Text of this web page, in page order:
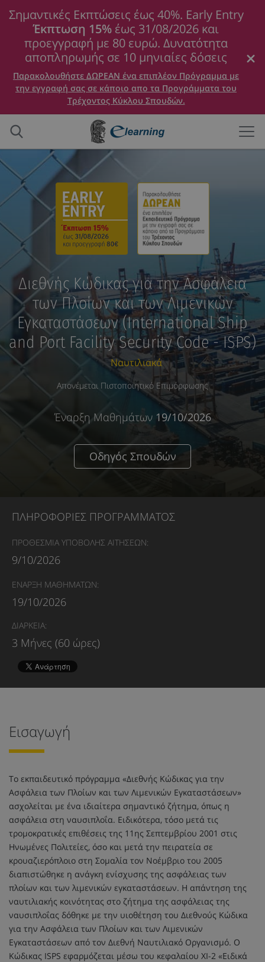
Σημαντικές Εκπτώσεις έως 40%. Early Entry
Έκπτωση 15% έως 31/08/2026 και
προεγγραφή με 80 ευρώ. Δυνατότητα
αποπληρωμής σε 10 μηνιαίες δόσεις
Παρακολουθήστε ΔΩΡΕΑΝ ένα επιπλέον Πρόγραμμα με
την εγγραφή σας σε κάποιο απο τα Προγράμματα του
Τρέχοντος Κύκλου Σπουδών.
Διεθνής Κώδικας για την Ασφάλεια
των Πλοίων και των Λιμενικών
Εγκαταστάσεων (International Ship
and Port Facility Security Code - ΙSPS)
Ναυτιλιακά
Απονέμεται Πιστοποιητικό Επιμόρφωσης
Έναρξη Μαθημάτων 19/10/2026
Οδηγός Σπουδών
ΠΛΗΡΟΦΟΡΙΕΣ ΠΡΟΓΡΑΜΜΑΤΟΣ
ΠΡΟΘΕΣΜΙΑ ΥΠΟΒΟΛΗΣ ΑΙΤΗΣΕΩΝ:
9/10/2026
ΕΝΑΡΞΗ ΜΑΘΗΜΑΤΩΝ:
19/10/2026
ΔΙΑΡΚΕΙΑ:
3 Μήνες (60 ώρες)
Εισαγωγή
Το εκπαιδευτικό πρόγραμμα «Διεθνής Κώδικας για την
Ασφάλεια των Πλοίων και των Λιμενικών Εγκαταστάσεων»
ασχολείται με ένα ιδιαίτερα σημαντικό ζήτημα, όπως η
ασφάλεια στη ναυσιπλοΐα. Ειδικότερα, τόσο μετά τις
τρομοκρατικές επιθέσεις της 11ης Σεπτεμβρίου 2001 στις
Ηνωμένες Πολιτείες, όσο και μετά την πειρατεία σε
κρουαζιερόπλοιο στη Σομαλία τον Νοέμβριο του 2005
διαπιστώθηκε η ανάγκη ενίσχυσης της ασφάλειας των
πλοίων και των λιμενικών εγκαταστάσεων. Η απάντηση της
ναυτιλιακής κοινότητας στο ζήτημα της ασφάλειας της
ναυσιπλοΐας δόθηκε με την υιοθέτηση του Διεθνούς Κώδικα
για την Ασφάλεια των Πλοίων και των Λιμενικών
Εγκαταστάσεων από τον Διεθνή Ναυτιλιακό Οργανισμό. Ο
Κώδικας ΙSPS εφαρμόζεται μέσω του κεφαλαίου XI-2 «Ειδικά